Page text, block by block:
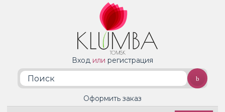
Вход или регистрация
Оформить заказ